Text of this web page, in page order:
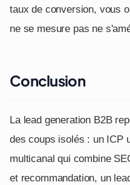
taux de conversion, vous
ne se mesure pas ne
Conclusion
La lead generation B2B
des coups isolés : un ICP
multicanal qui combine
et recommandation, un